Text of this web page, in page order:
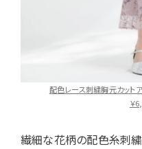
配色レース刺繍胸元カット
￥
繊細な花柄の配色糸刺繍